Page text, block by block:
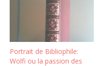
Portrait de Bibliophile:
Wolfi ou la passion des